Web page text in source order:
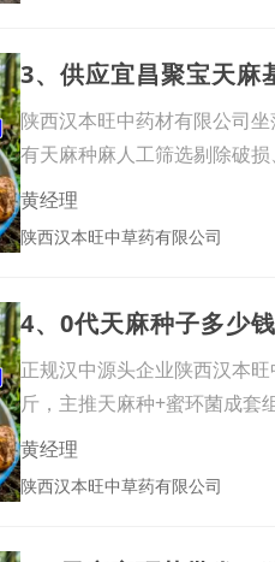
3、供应宜昌聚宝天麻
陕西汉本旺中药材有限公司
有天麻种麻人工筛选剔除破
杂菌
黄经理
陕西汉本旺中草药有限公司
4、0代天麻种子多少
正规汉中源头企业陕西汉本
斤，主推天麻种+蜜环菌成套
纯蜜
黄经理
陕西汉本旺中草药有限公司